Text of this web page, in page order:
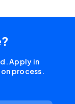
Apply in
process.